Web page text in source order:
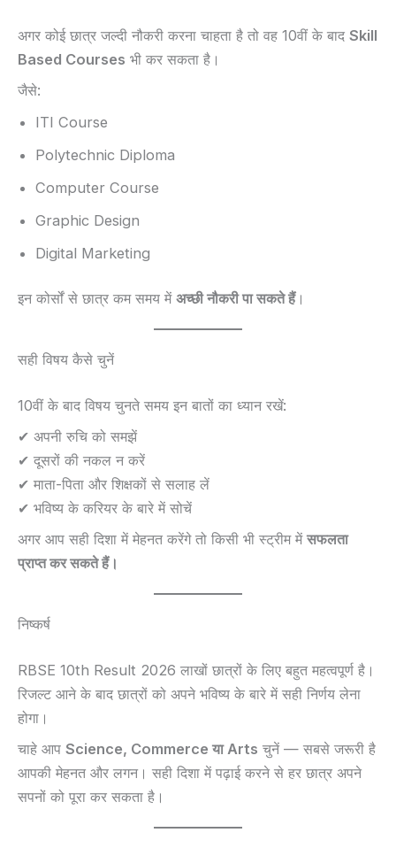
अगर कोई छात्र जल्दी नौकरी करना चाहता है तो वह 10वीं के बाद Skill
Based Courses भी कर सकता है।
जैसे:
ITI Course
Polytechnic Diploma
Computer Course
Graphic Design
Digital Marketing
इन कोर्सों से छात्र कम समय में अच्छी नौकरी पा सकते हैं।
सही विषय कैसे चुनें
10वीं के बाद विषय चुनते समय इन बातों का ध्यान रखें:
✔ अपनी रुचि को समझें
✔ दूसरों की नकल न करें
✔ माता-पिता और शिक्षकों से सलाह लें
✔ भविष्य के करियर के बारे में सोचें
अगर आप सही दिशा में मेहनत करेंगे तो किसी भी स्ट्रीम में सफलता
प्राप्त कर सकते हैं।
निष्कर्ष
RBSE 10th Result 2026 लाखों छात्रों के लिए बहुत महत्वपूर्ण है।
रिजल्ट आने के बाद छात्रों को अपने भविष्य के बारे में सही निर्णय लेना
होगा।
चाहे आप Science, Commerce या Arts चुनें — सबसे जरूरी है
आपकी मेहनत और लगन। सही दिशा में पढ़ाई करने से हर छात्र अपने
सपनों को पूरा कर सकता है।